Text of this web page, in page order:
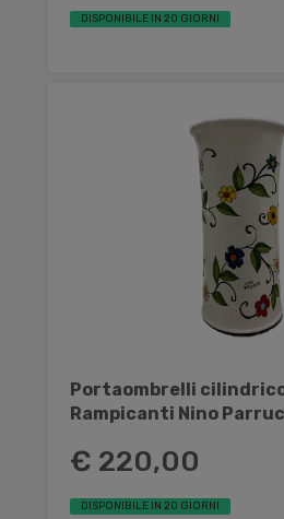
DISPONIBILE IN 20 GIORNI
Portaombrelli
Rampicanti Nino
€ 220,00
DISPONIBILE IN 20 GIORNI